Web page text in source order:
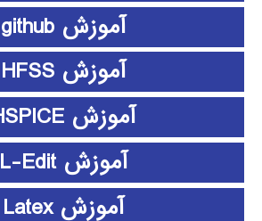
آموزش github
آموزش HFSS
آموزش HSPICE
آموزش L-Edit
آموزش Latex